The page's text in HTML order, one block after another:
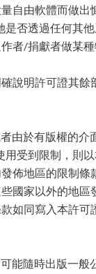
自由軟體而做出
是否透過任何其
者/捐獻者做某種
說明許可證其餘
由於有版權的介
用受到限制，則
佈地區的限制條
國家以外的地區
如同寫入本許可
能隨時出版一般